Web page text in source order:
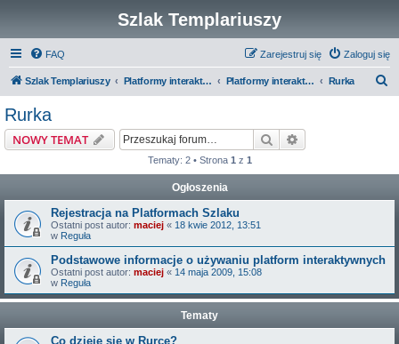
Szlak Templariuszy
FAQ Zaloguj się
Zarejestruj się
Szlak Templariuszy Platformy interaktywne Szlaku Templariuszy Platformy interaktywne - Miejsca związane z Templariuszami Rurka
Rurka
NOWY TEMAT Szukaj
Tematy: 2 • Strona 1 z 1
Ogłoszenia
Rejestracja na Platformach Szlaku
Ostatni post autor: maciej « 18 kwie 2012, 13:51
w Reguła
Podstawowe informacje o używaniu platform interaktywnych
Ostatni post autor: maciej « 14 maja 2009, 15:08
w Reguła
Tematy
Co dzieje się w Rurce?